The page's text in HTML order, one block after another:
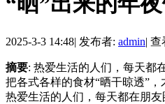
2025-3-3 14:48| 发布者: admin| 查
摘要: 热爱生活的人们，每天都
把各式各样的食材“晒干晾透”，
热爱生活的人们，每天都在朋